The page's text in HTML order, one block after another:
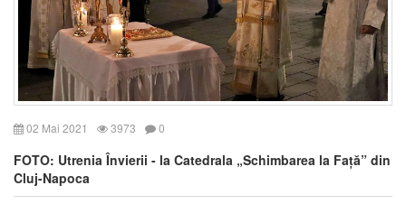
02 Mai 2021 3973 0
FOTO: Utrenia Învierii - la Catedrala „Schimbarea la Față” din
Cluj-Napoca